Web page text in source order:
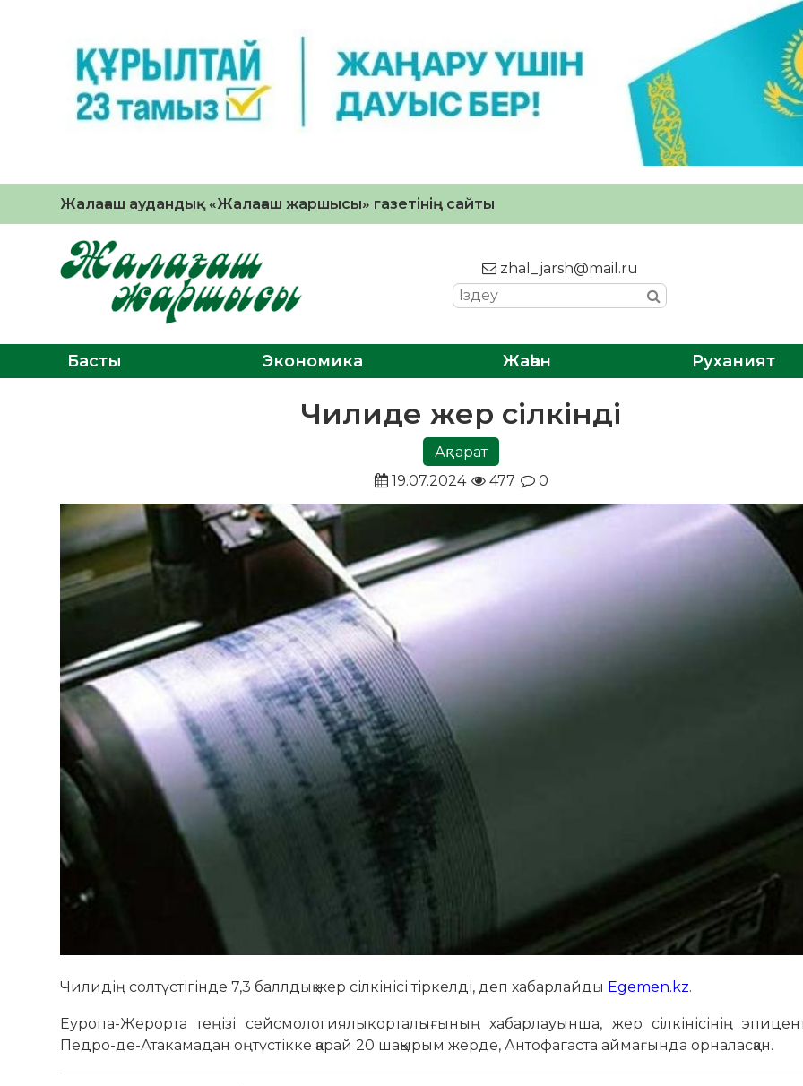
Жалағаш аудандық «Жалағаш жаршысы» газетінің сайты
zhal_jarsh@mail.ru
Басты Экономика Жаһан Руханият
Чилиде жер сілкінді
Ақпарат
19.07.2024
477 0
Чилидің солтүстігінде 7,3 баллдық жер сілкінісі тіркелді, деп хабарлайды Egemen.kz.
Еуропа-Жерорта теңізі сейсмологиялық орталығының хабарлауынша, жер сілкінісінің
Педро-де-Атакамадан оңтүстікке қарай 20 шақырым жерде, Антофагаста аймағында орналасқан.